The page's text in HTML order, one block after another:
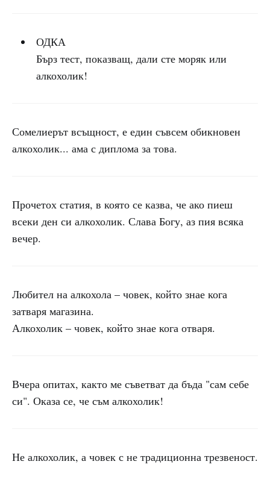
ОДКА
Бърз тест, показващ, дали сте моряк или
алкохолик!
Сомелиерът всъщност, е един съвсем обикновен
алкохолик... ама с диплома за това.
Прочетох статия, в която се казва, че ако пиеш
всеки ден си алкохолик. Слава Богу, аз пия всяка
вечер.
Любител на алкохола – човек, който знае кога
затваря магазина.
Алкохолик – човек, който знае кога отваря.
Вчера опитах, както ме съветват да бъда "сам себе
си". Оказа се, че съм алкохолик!
Не алкохолик, а човек с не традиционна трезвеност.